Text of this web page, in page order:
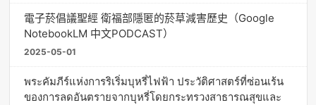
電子菸倡議聖經 衛福部隱匿的菸草減害歷史（Google
NotebookLM 中文PODCAST）
2025-05-01
พระคัมภีร์แห่งการริเริ่มบุหรี่ไฟฟ้า ประวัติศาสตร์ที่ซ่อนเร้น
ของการลดอันตรายจากบุหรี่โดยกระทรวงสาธารณสุขและ